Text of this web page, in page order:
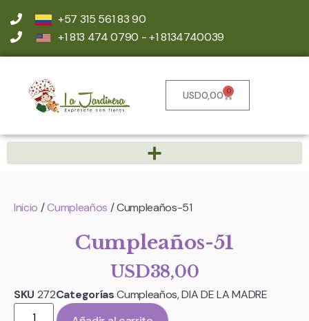
+57 315 561 83 90
+1 813 474 0790 - +1 8134740039
USD0,00 0
Inicio /Cumpleaños / Cumpleaños-51
Cumpleaños-51
USD38,00
SKU 272Categorías Cumpleaños,DIA DE LA MADRE